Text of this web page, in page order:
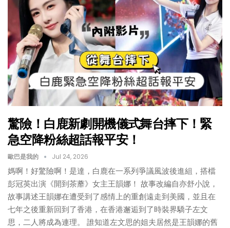
驚險！白鹿新劇開機儀式舞台摔下！緊
急空降粉絲超話報平安！
歐巴是我的 Jul 24, 2026
媽啊！好驚險啊！是達，白鹿在一系列爭議風波後進組，搭檔
彭冠英出演《開到茶蘼》女主王韻娜！ 故事改編自亦舒小說，
故事講述王韻娜在遭受到了感情上的重創遠走到美國，並且在
七年之後重新回到了香港，在香港邂逅到了時裝界驕子左文
思，二人將成為連理。 誰知道左文思的姐夫居然是王韻娜的舊